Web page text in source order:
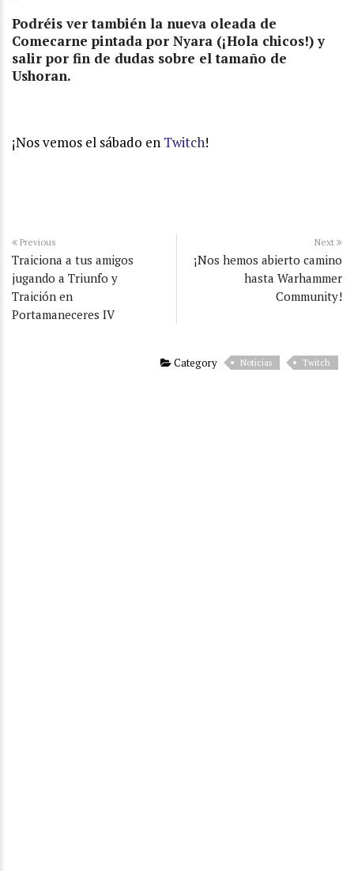
Podréisver también la nueva oleada de
Comecarne pintada por Nyara (¡Hola chicos!) y
salir por fin de dudas sobre el tamaño de
Ushoran.
¡Nos vemos el sábado en Twitch!
Previous
Traiciona a tus amigos
jugando a Triunfo y
Traición en
Portamaneceres IV
Next
¡Nos hemos abierto camino
hasta Warhammer
Community!
Category Noticias Twitch